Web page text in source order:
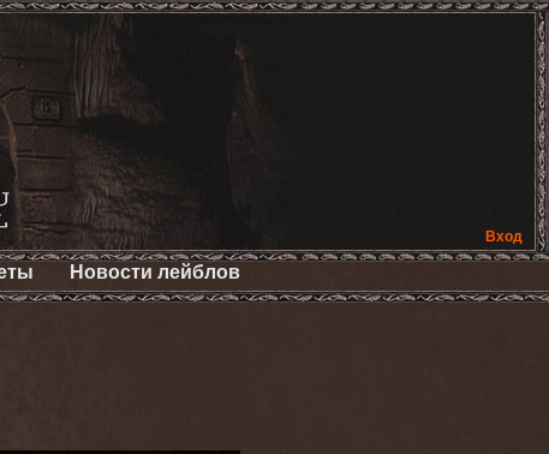
Вход
Новости лейблов